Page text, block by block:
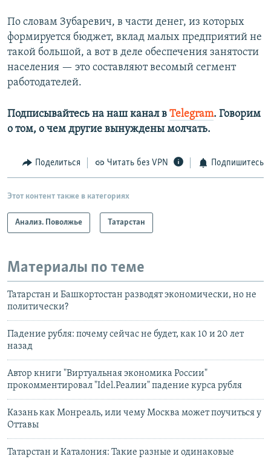
По словам Зубаревич, в части денег, из которых
формируется бюджет, вклад малых предприятий не
такой большой, а вот в деле обеспечения занятости
населения — это составляют весомый сегмент
работодателей.
Подписывайтесь на наш канал в Telegram. Говорим
о том, о чем другие вынуждены молчать.
Поделиться Читать без VPN Подпишитесь
Этот контент также в категориях
Анализ. Поволжье Татарстан
Материалы по теме
Татарстан и Башкортостан разводят экономически, но не
политически?
Падение рубля: почему сейчас не будет, как 10 и 20 лет
назад
Автор книги "Виртуальная экономика России"
прокомментировал "Idel.Реалии" падение курса рубля
Казань как Монреаль, или чему Москва может поучиться у
Оттавы
Татарстан и Каталония: Такие разные и одинаковые